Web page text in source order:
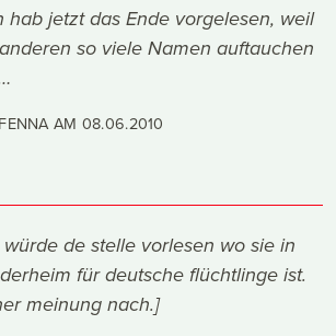
hab jetzt das Ende vorgelesen, weil
so viele Namen auftauchen
AM 08.06.2010
de stelle vorlesen wo sie in
für deutsche flüchtlinge ist.
meinung nach.]